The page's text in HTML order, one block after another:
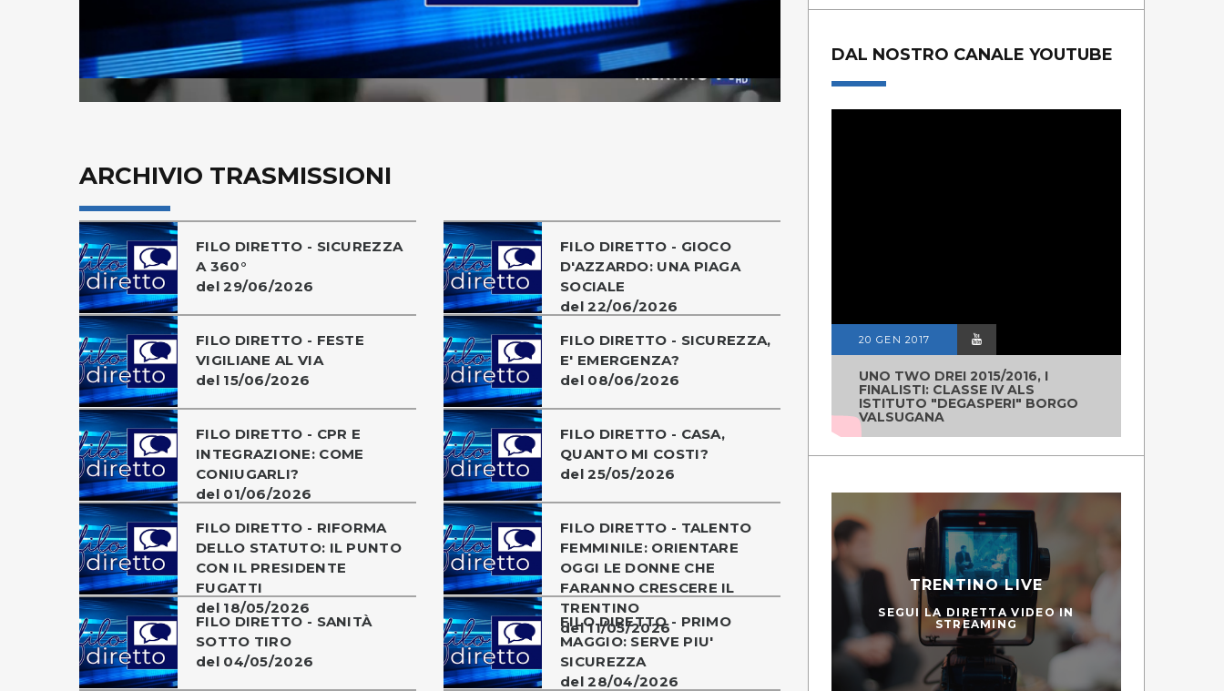
ARCHIVIO TRASMISSIONI
FILO DIRETTO - SICUREZZA
A 360°
del 29/06/2026
FILO DIRETTO - GIOCO
D'AZZARDO: UNA PIAGA
SOCIALE
del 22/06/2026
FILO DIRETTO - FESTE
VIGILIANE AL VIA
del 15/06/2026
FILO DIRETTO - SICUREZZA,
E' EMERGENZA?
del 08/06/2026
FILO DIRETTO - CPR E
INTEGRAZIONE: COME
CONIUGARLI?
del 01/06/2026
FILO DIRETTO - CASA,
QUANTO MI COSTI?
del 25/05/2026
FILO DIRETTO - RIFORMA
DELLO STATUTO: IL PUNTO
CON IL PRESIDENTE
FUGATTI
del 18/05/2026
FILO DIRETTO - TALENTO
FEMMINILE: ORIENTARE
OGGI LE DONNE CHE
FARANNO CRESCERE IL
TRENTINO
del 11/05/2026
FILO DIRETTO - SANITÀ
SOTTO TIRO
del 04/05/2026
FILO DIRETTO - PRIMO
MAGGIO: SERVE PIU'
SICUREZZA
del 28/04/2026
DAL NOSTRO CANALE YOUTUBE
20 GEN 2017
UNO TWO DREI 2015/2016, I
FINALISTI: CLASSE IV ALS
ISTITUTO "DEGASPERI" BORGO
VALSUGANA
TRENTINO LIVE
SEGUI LA DIRETTA VIDEO IN
STREAMING